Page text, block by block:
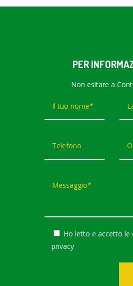
PER
Non esitare a
Ho letto e accetto le
privacy